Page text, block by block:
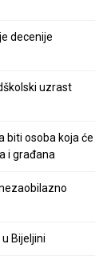
decenije
uzrast
biti osoba koja će
i građana
Bijeljini